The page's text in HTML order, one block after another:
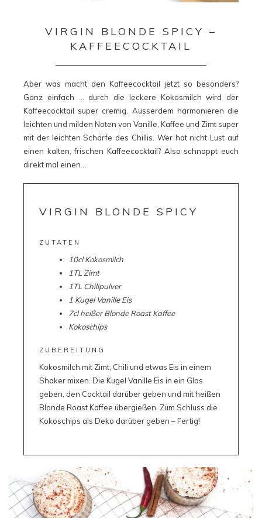
VIRGIN BLONDE SPICY –
KAFFEECOCKTAIL
Aber was macht den Kaffeecocktail jetzt so besonders?
Ganz einfach … durch die leckere Kokosmilch wird der
Kaffeecocktail super cremig. Ausserdem harmonieren die
leichten und milden Noten von Vanille, Kaffee und Zimt super
mit der leichten Schärfe des Chillis. Wer hat nicht Lust auf
einen kalten, frischen Kaffeecocktail? Also schnappt euch
direkt mal einen….
VIRGIN BLONDE SPICY
ZUTATEN
10cl Kokosmilch
1TL Zimt
1TL Chilipulver
1 Kugel Vanille Eis
7cl heißer Blonde Roast Kaffee
Kokoschips
ZUBEREITUNG
Kokosmilch mit Zimt, Chili und etwas Eis in einem
Shaker mixen. Die Kugel Vanille Eis in ein Glas
geben, den Cocktail darüber geben und mit heißen
Blonde Roast Kaffee übergießen. Zum Schluss die
Kokoschips als Deko darüber geben – Fertig!